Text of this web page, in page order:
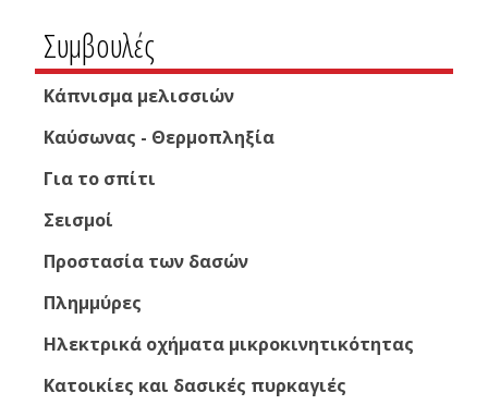
Συμβουλές
Κάπνισμα μελισσιών
Καύσωνας - Θερμοπληξία
Για το σπίτι
Σεισμοί
Προστασία των δασών
Πλημμύρες
Ηλεκτρικά οχήματα μικροκινητικότητας
Κατοικίες και δασικές πυρκαγιές